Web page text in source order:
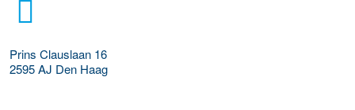
Prins Clauslaan 16
2595 AJ Den Haag